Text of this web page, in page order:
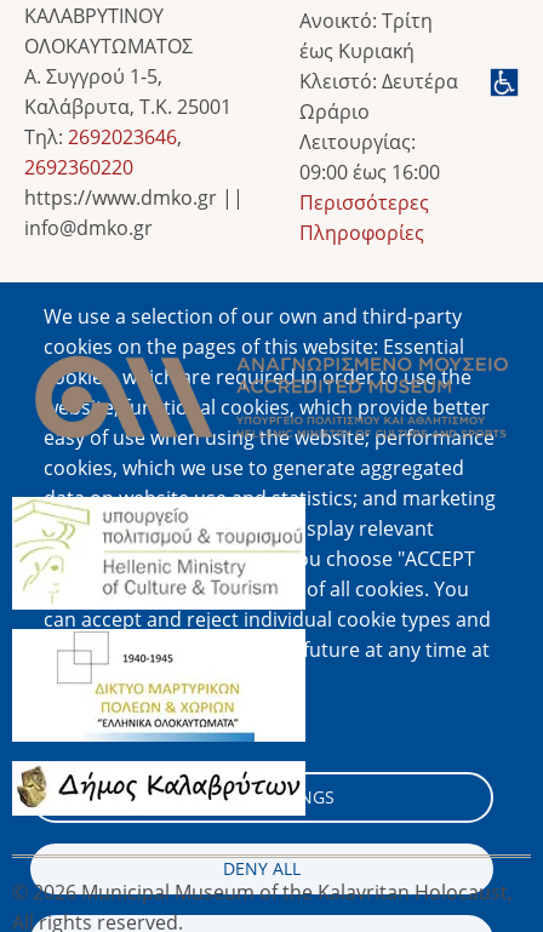
We use a selection of our own and third-party
cookies on the pages of this website: Essential
cookies, which are required in order to use the
website; functional cookies, which provide better
easy of use when using the website; performance
cookies, which we use to generate aggregated
data on website use and statistics; and marketing
cookies, which are used to display relevant
content and advertising. If you choose "ACCEPT
ALL", you consent to the use of all cookies. You
can accept and reject individual cookie types and
revoke your consent for the future at any time at
"Settings".
Cookie documentation
COOKIE SETTINGS
DENY ALL
ΚΑΛΑΒΡΥΤΙΝΟΥ
ΟΛΟΚΑΥΤΩΜΑΤΟΣ
Α. Συγγρού 1-5,
Καλάβρυτα, Τ.Κ. 25001
Τηλ: 2692023646,
2692360220
https://www.dmko.gr ||
info@dmko.gr
Ανοικτό: Τρίτη
έως Κυριακή
Κλειστό: Δευτέρα
Ωράριο
Λειτουργίας:
09:00 έως 16:00
Περισσότερες
Πληροφορίες
Image
Image
Image
Image
© 2026 Municipal Museum of the Kalavritan Holocaust,
All rights reserved.